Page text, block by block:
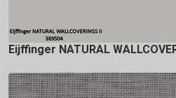
Eijffinger NATURAL